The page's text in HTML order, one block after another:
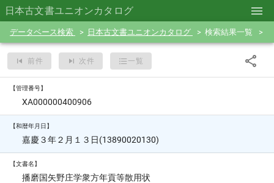
日本古文書ユニオンカタログ
データベース検索 日本古文書ユニオンカタログ 検索結果一覧
前件 次件 一覧
【管理番号】
XA000000400906
【和暦年月日】
嘉慶３年２月１３日(13890020130)
【文書名】
播磨国矢野庄学衆方年貢等散用状